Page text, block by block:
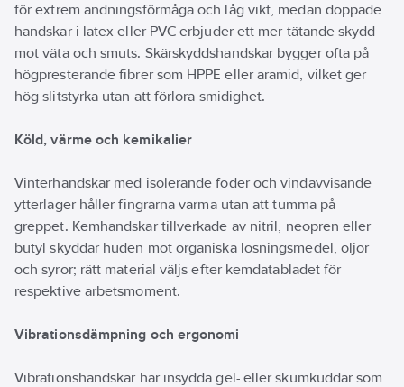
Standard: Kat 3: EN 388
för extrem andningsförmåga och låg vikt, medan doppade
handskar i latex eller PVC erbjuder ett mer tätande skydd
mot väta och smuts. Skärskyddshandskar bygger ofta på
högpresterande fibrer som HPPE eller aramid, vilket ger
hög slitstyrka utan att förlora smidighet.
Köld, värme och kemikalier
Vinterhandskar med isolerande foder och vindavvisande
ytterlager håller fingrarna varma utan att tumma på
greppet. Kemhandskar tillverkade av nitril, neopren eller
butyl skyddar huden mot organiska lösningsmedel, oljor
och syror; rätt material väljs efter kemdatabladet för
respektive arbetsmoment.
Vibrationsdämpning och ergonomi
Vibrationshandskar har insydda gel- eller skumkuddar som